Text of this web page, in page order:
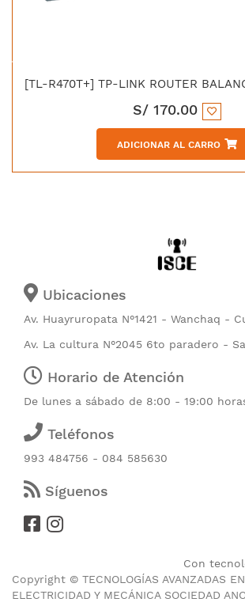
S/ 170.00
ADICIONAR AL CARRO
Ubicaciones
Av. Huayruropata N°1421 - Wanchaq -
Av. La cultura N°2045 6to paradero -
Horario de Atención
De lunes a sábado de 8:00 - 19:00
Teléfonos
993 484756 - 084 585630
Síguenos
Con
Copyright © TECNOLOGÍAS AVANZADAS
ELECTRICIDAD Y MECÁNICA SOCIEDAD